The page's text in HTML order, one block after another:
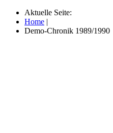
Aktuelle Seite:
Home |
Demo-Chronik 1989/1990